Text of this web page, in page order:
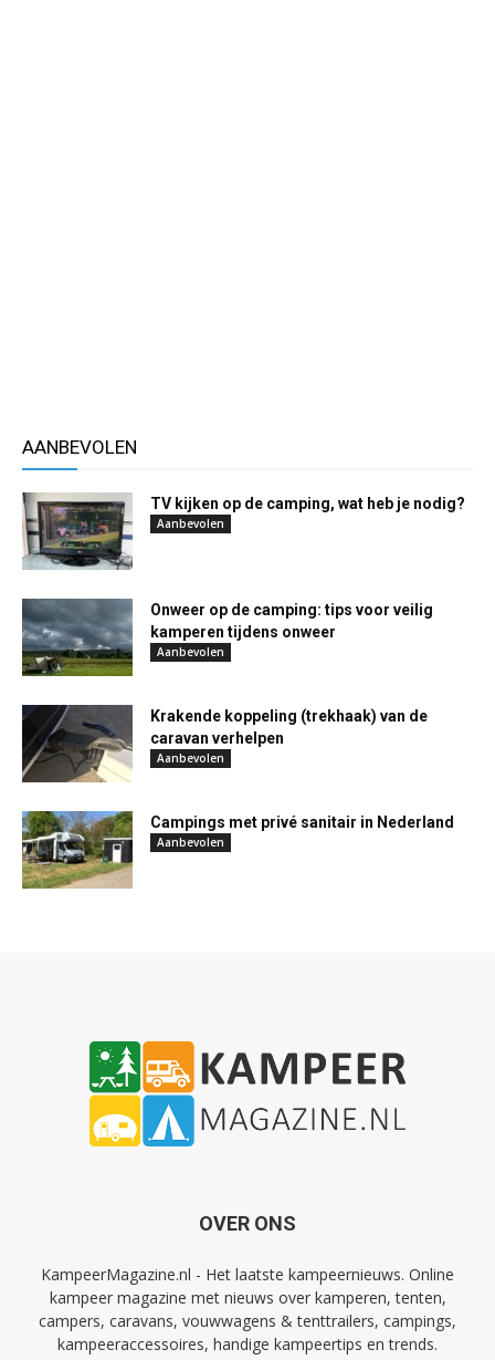
AANBEVOLEN
TV kijken op de camping, wat heb je nodig?
Aanbevolen
Onweer op de camping: tips voor veilig
kamperen tijdens onweer
Aanbevolen
Krakende koppeling (trekhaak) van de
caravan verhelpen
Aanbevolen
Campings met privé sanitair in Nederland
Aanbevolen
OVER ONS
KampeerMagazine.nl - Het laatste kampeernieuws. Online
kampeer magazine met nieuws over kamperen, tenten,
campers, caravans, vouwwagens & tenttrailers, campings,
kampeeraccessoires, handige kampeertips en trends.